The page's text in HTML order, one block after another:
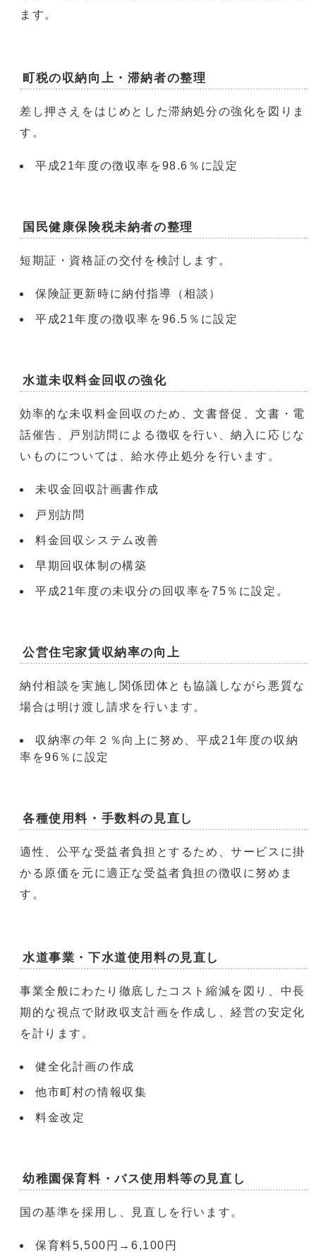
ます。
町税の収納向上・滞納者の整理
差し押さえをはじめとした滞納処分の強化を図りま
す。
平成21年度の徴収率を98.6％に設定
国民健康保険税未納者の整理
短期証・資格証の交付を検討します。
保険証更新時に納付指導（相談）
平成21年度の徴収率を96.5％に設定
水道未収料金回収の強化
効率的な未収料金回収のため、文書督促、文書・電
話催告、戸別訪問による徴収を行い、納入に応じな
いものについては、給水停止処分を行います。
未収金回収計画書作成
戸別訪問
料金回収システム改善
早期回収体制の構築
平成21年度の未収分の回収率を75％に設定。
公営住宅家賃収納率の向上
納付相談を実施し関係団体とも協議しながら悪質な
場合は明け渡し請求を行います。
収納率の年２％向上に努め、平成21年度の収納
率を96％に設定
各種使用料・手数料の見直し
適性、公平な受益者負担とするため、サービスに掛
かる原価を元に適正な受益者負担の徴収に努めま
す。
水道事業・下水道使用料の見直し
事業全般にわたり徹底したコスト縮減を図り、中長
期的な視点で財政収支計画を作成し、経営の安定化
を計ります。
健全化計画の作成
他市町村の情報収集
料金改定
幼稚園保育料・バス使用料等の見直し
国の基準を採用し、見直しを行います。
保育料5,500円→6,100円